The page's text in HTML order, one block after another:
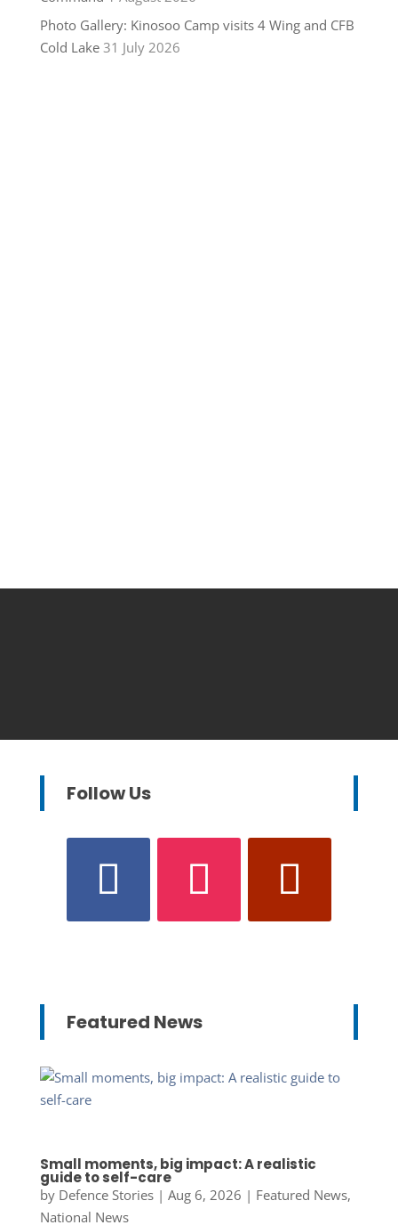
Photo Gallery: Kinosoo Camp visits 4 Wing and CFB
Cold Lake 31 July 2026
Follow Us
Featured News
Small moments, big impact: A realistic
guide to self-care
by Defence Stories| Aug 6, 2026 | Featured News,
National News